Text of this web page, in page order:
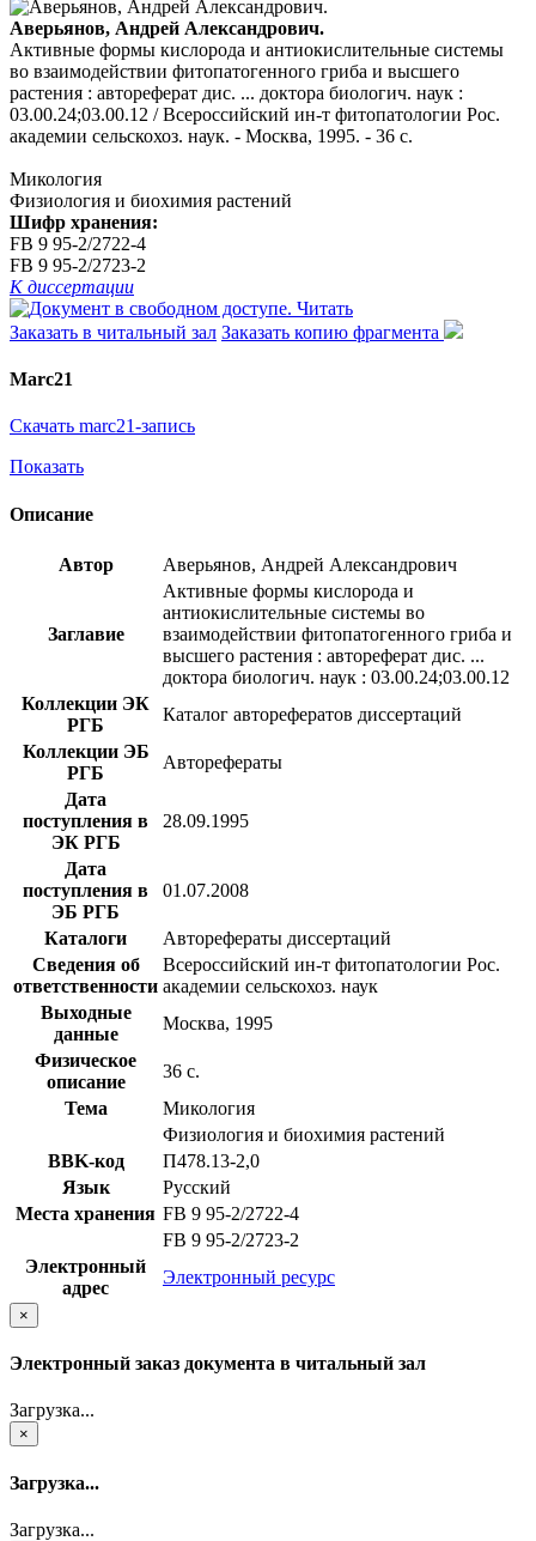
Аверьянов, Андрей Александрович.
Активные формы кислорода и антиокислительные системы
во взаимодействии фитопатогенного гриба и высшего
растения : автореферат дис. ... доктора биологич. наук :
03.00.24;03.00.12 / Всероссийский ин-т фитопатологии Рос.
академии сельскохоз. наук. - Москва, 1995. - 36 с.
Микология
Физиология и биохимия растений
Шифр хранения:
FB 9 95-2/2722-4
FB 9 95-2/2723-2
К диссертации
Читать
Заказать в читальный зал Заказать копию фрагмента
Marc21
Скачать marc21-запись
Показать
Описание
Автор Аверьянов, Андрей Александрович
Заглавие
Активные формы кислорода и
антиокислительные системы во
взаимодействии фитопатогенного гриба и
высшего растения : автореферат дис. ...
доктора биологич. наук : 03.00.24;03.00.12
Коллекции ЭК
РГБ
Каталог авторефератов диссертаций
Коллекции ЭБ
РГБ
Авторефераты
Дата
поступления в
ЭК РГБ
28.09.1995
Дата
поступления в
ЭБ РГБ
01.07.2008
Каталоги
Авторефераты диссертаций
Сведения об
ответственности
Всероссийский ин-т фитопатологии Рос.
академии сельскохоз. наук
Выходные
данные
Москва, 1995
Физическое
описание
36 с.
Тема
Микология
Физиология и биохимия растений
BBK-код
П478.13-2,0
Язык
Русский
Места хранения FB 9 95-2/2722-4
FB 9 95-2/2723-2
Электронный
адрес
Электронный ресурс
×
Электронный заказ документа в читальный зал
Загрузка...
×
Загрузка...
Загрузка...